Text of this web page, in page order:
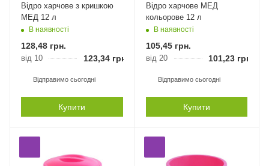
Відро харчове з кришкою
МЕД 12 л
В наявності
128,48 грн.
від 10 123,34 грн.
Відправимо сьогодні
Купити
Відро харчове МЕД
кольорове 12 л
В наявності
105,45грн.
від 20 101,23грн.
Відправимо сьогодні
Купити